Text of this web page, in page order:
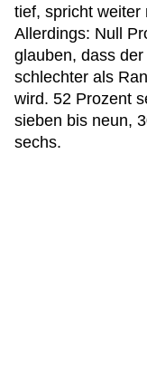
tief, spricht weiter
Allerdings: Null
glauben, dass
schlechter als
wird. 52 Prozent
sieben bis neun,
sechs.